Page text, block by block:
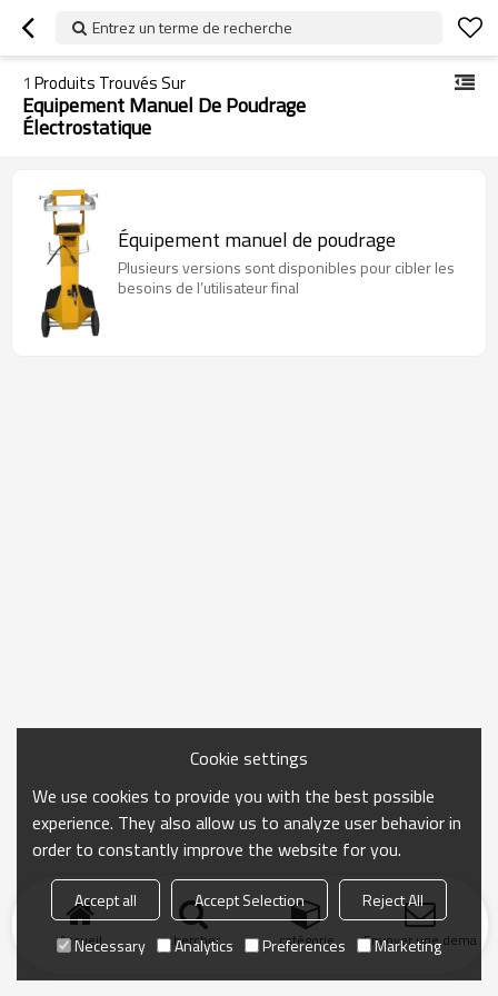
Entrez un terme de recherche
1 Produits Trouvés Sur
Equipement Manuel De Poudrage
Électrostatique
Équipement manuel de poudrage
Plusieurs versions sont disponibles pour cibler les
besoins de l’utilisateur final
Accueil chercher catégorie Envoyer une
Cookie settings
We use cookies to provide you with the best possible
experience. They also allow us to analyze user behavior in
order to constantly improve the website for you.
Accept all Accept Selection
Reject All
Necessary
Analytics Preferences Marketing